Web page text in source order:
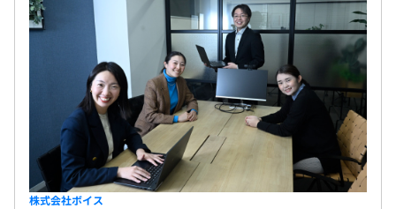
◎ワークライフバランス
エンジニアが心身ともに健康で長く活躍できるよう、無理
のない働き方を徹底しています。
有給休暇の取得率は80％に達しており、中には2週間の連
休を取得してリフレッシュする社員もいるほど、プライベ
ートを尊重する風土が根付いています。
また、取引先をエンドユーザーやメーカー系の情報子会社
に絞り、直接交渉ができる立場を確保することで、案件の
選定段階からエンジニアの負担に配慮しています。
株式会社ボイス